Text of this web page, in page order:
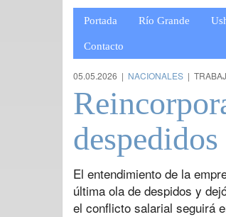
Portada Río Grande
Contacto
05.05.2026 | NACIONALES |
El entendimiento de la
última ola de despidos y
el conflicto salarial seguirá